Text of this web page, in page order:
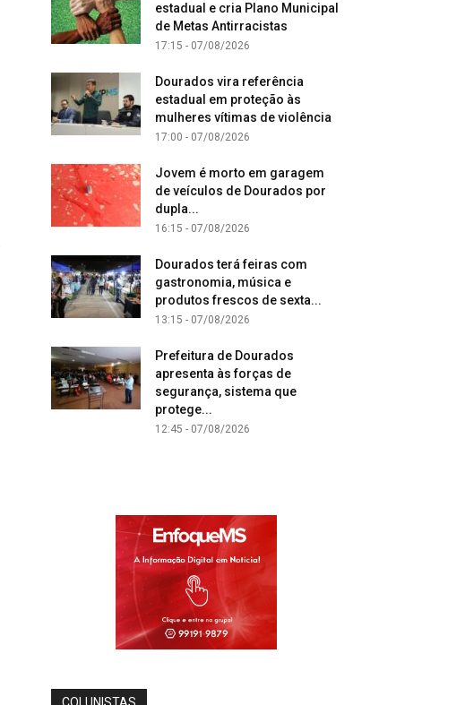
estadual e cria Plano Municipal
de Metas Antirracistas
17:15 - 07/08/2026
Dourados vira referência
estadual em proteção às
mulheres vítimas de violência
17:00 - 07/08/2026
Jovem é morto em garagem
de veículos de Dourados por
dupla...
16:15 - 07/08/2026
Dourados terá feiras com
gastronomia, música e
produtos frescos de sexta...
13:15 - 07/08/2026
Prefeitura de Dourados
apresenta às forças de
segurança, sistema que
protege...
12:45 - 07/08/2026